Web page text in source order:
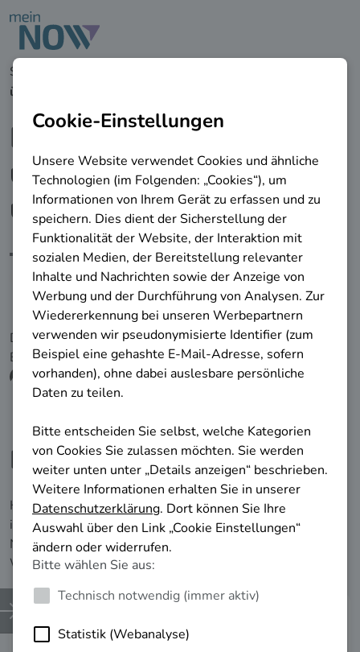
zu den Hauptinhalten springen
Startseite
überbetriebliche Aus- und Weiterbildung
Fachkraft -
überbetriebliche Aus-
und Weiterbildung
Berufliche Einsatzmöglichkeit
Die folgenden Informationen werden von der
Bundesagentur für Arbeit bereitgestellt.
Berufliche Impulse erhalten!
Hier finden Sie relevante Informationen, die Ihnen helfen,
in Ihrer aktuellen beruflichen Situation voranzukommen.
Nutzen Sie diese Erkenntnisse, um Ihre berufliche
Weiterentwicklung erfolgreich zu planen.